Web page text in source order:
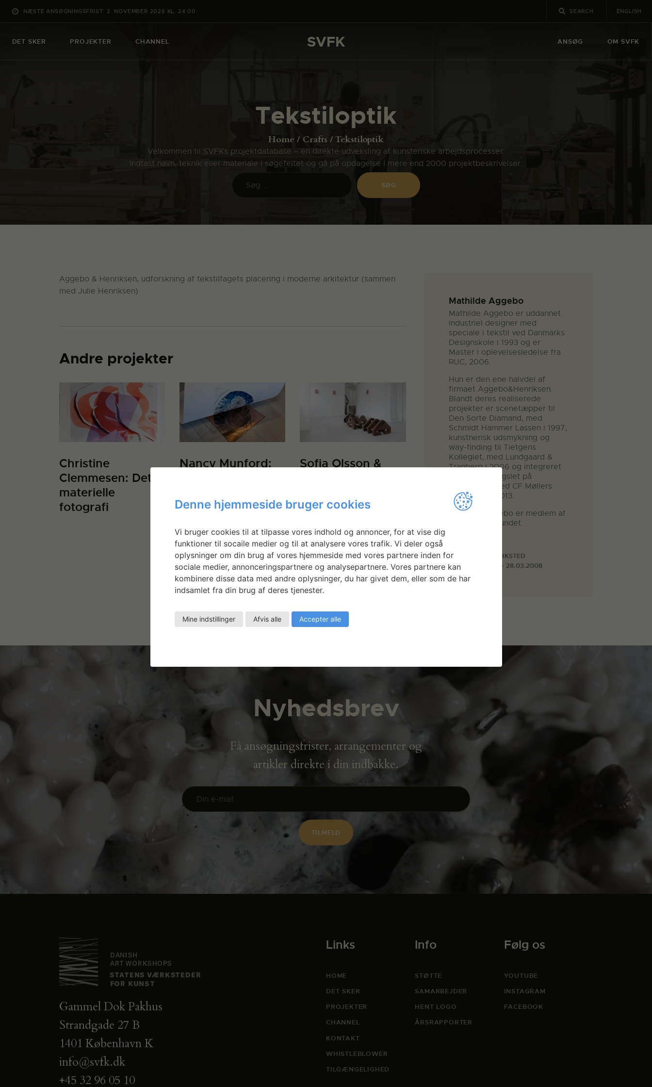
NÆSTE ANSØGNINGSFRIST: 2. NOVEMBER 2026 KL. 24:00 ENGLISH
DET SKER PROJEKTER CHANNEL SVFK ANSØG OM SVFK
Tekstiloptik
Home Crafts Tekstiloptik
Velkommen til SVFKs projektdatabase – en direkte udveksling af kunsteriske arbejdsprocesser.
Indtast navn, teknik eller materiale i søgefeltet og gå på opdagelse i mere end 2000 projektbeskrivelser.
SVFK
PROJEKTER
CHANNEL
OM SVFK
ENGLISH
Aggebo & Henriksen, udforskning af tekstilfagets placering i moderne arkitektur (sammen
med Julie Henriksen)
Andre projekter
Christine
Clemmesen: Det
materielle
fotografi
Nancy Munford:
Sofia Olsson &
Slow Wind
Mathilde Aggebo
Mathilde Aggebo er uddannet
industriel designer med
speciale i tekstil ved Danmarks
Designskole i 1993 og er
Master i oplevelsesledelse fra
RUC, 2006.
Hun er den ene halvdel af
firmaet Aggebo&Henriksen.
Blandt deres realiserede
projekter er scenetæpper til
Den Sorte Diamand, med
Schmidt Hammer Lassen i 1997,
kunstnerisk udsmykning og
way-finding til Tietgens
Kollegiet, med Lundgaard &
Tranberg i 2006 og integreret
design til Fængslet på
Nordfalster med CF Møllers
Tegnestue i 2013.
Mathilde Aggebo er medlem af
Kunstnersamfundet.
TEKSTILVÆRKSTED
02.01.2008 - 28.03.2008
Nyhedsbrev
Få ansøgningsfrister, arrangementer og
artikler direkte i din indbakke.
Gammel Dok Pakhus
Strandgade 27 B
1401 København K
info@svfk.dk
+45 32 96 05 10
Links
HOME
DET SKER
PROJEKTER
CHANNEL
KONTAKT
WHISTLEBLOWER
TILGÆNGELIGHED
Info
STØTTE
SAMARBEJDER
HENT LOGO
ÅRSRAPPORTER
Følg os
YOUTUBE
INSTAGRAM
FACEBOOK
Denne hjemmeside bruger cookies
Vi bruger cookies til at tilpasse vores indhold og annoncer, for at vise dig
funktioner til socaile medier og til at analysere vores trafik. Vi deler også
oplysninger om din brug af vores hjemmeside med vores partnere inden for
sociale medier, annonceringspartnere og analysepartnere. Vores partnere kan
kombinere disse data med andre oplysninger, du har givet dem, eller som de har
indsamlet fra din brug af deres tjenester.
Mine indstillinger Afvis alle Accepter alle